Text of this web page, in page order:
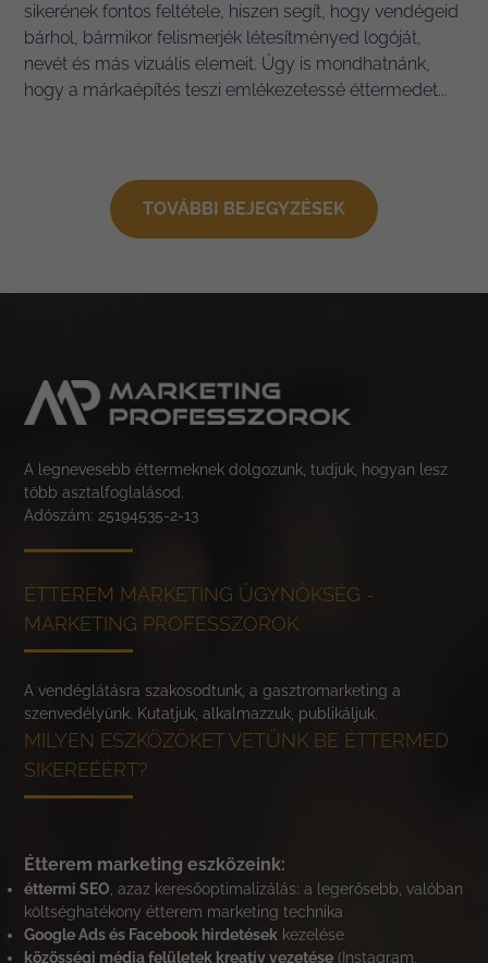
sikerének fontos feltétele, hiszen segít, hogy vendégeid
bárhol, bármikor felismerjék létesítményed logóját,
nevét és más vizuális elemeit. Úgy is mondhatnánk,
hogy a márkaépítés teszi emlékezetessé éttermedet...
TOVÁBBI BEJEGYZÉSEK
A legnevesebb éttermeknek dolgozunk, tudjuk, hogyan lesz
több asztalfoglalásod.
Adószám: 25194535-2-13
ÉTTEREM MARKETING ÜGYNÖKSÉG -
MARKETING PROFESSZOROK
A vendéglátásra szakosodtunk, a gasztromarketing a
szenvedélyünk. Kutatjuk, alkalmazzuk, publikáljuk.
MILYEN ESZKÖZÖKET VETÜNK BE ÉTTERMED
SIKEREÉÉRT?
Étterem marketing eszközeink:
éttermi SEO, azaz keresőoptimalizálás: a legerősebb, valóban
költséghatékony étterem marketing technika
Google Ads és Facebook hirdetések kezelése
közösségi média felületek kreatív vezetése (Instagram,